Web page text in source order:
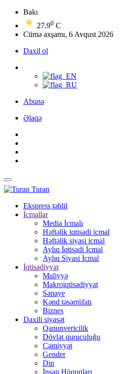
Bakı
27.90 C
Cümə axşamı, 6 Avqust 2026
Daxil ol
Abunə
Əlaqə
Turan
Ekspress təhlil
İcmallar
Media İcmalı
Həftəlik iqtisadi icmal
Həftəlik siyasi icmal
Aylıq İqtisadi İcmal
Aylıq Siyasi İcmal
İqtisadiyyat
Maliyyə
Makroiqtisadiyyat
Sənaye
Kənd təsərrüfatı
Biznes
Daxili siyasət
Qanunvericilik
Dövlət quruculuğu
Cəmiyyət
Gender
Din
İnsan Hüquqları